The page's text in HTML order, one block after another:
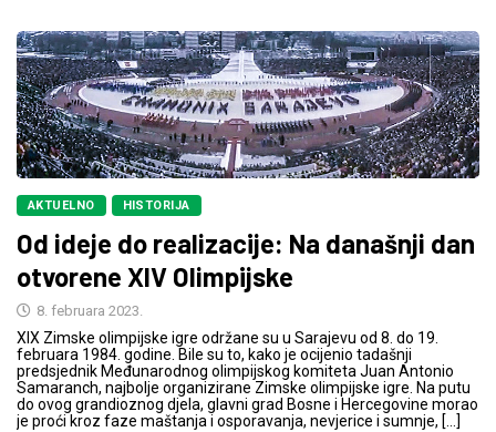
AKTUELNO HISTORIJA
Od ideje do realizacije: Na današnji dan
otvorene XIV Olimpijske
8. februara 2023.
XIX Zimske olimpijske igre održane su u Sarajevu od 8. do 19.
februara 1984. godine. Bile su to, kako je ocijenio tadašnji
predsjednik Međunarodnog olimpijskog komiteta Juan Antonio
Samaranch, najbolje organizirane Zimske olimpijske igre. Na putu
do ovog grandioznog djela, glavni grad Bosne i Hercegovine morao
je proći kroz faze maštanja i osporavanja, nevjerice i sumnje, […]